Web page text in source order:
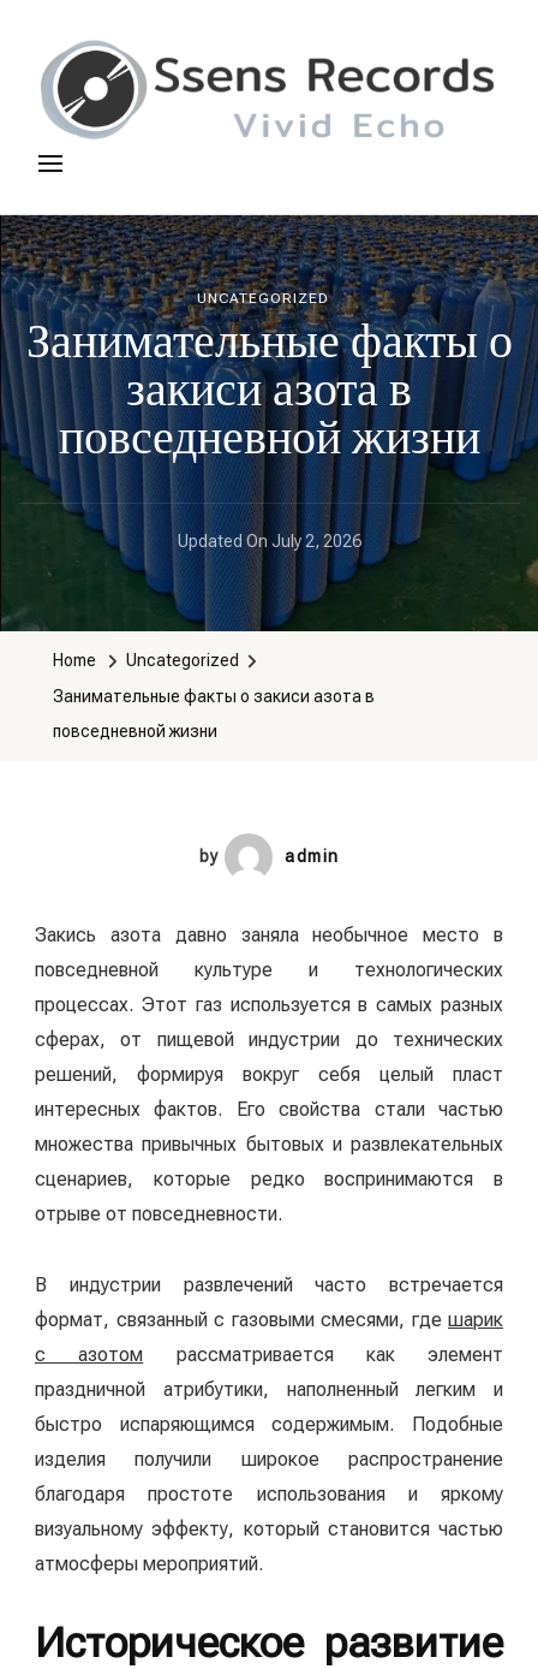
Ssens Records
Vivid Echo
UNCATEGORIZED
Занимательные факты о
закиси азота в
повседневной жизни
Updated On July 2, 2026
Home
Uncategorized
Занимательные факты о закиси азота в
повседневной жизни
by admin
Закись азота давно заняла необычное место в
повседневной культуре и технологических
процессах. Этот газ используется в самых разных
сферах, от пищевой индустрии до технических
решений, формируя вокруг себя целый пласт
интересных фактов. Его свойства стали частью
множества привычных бытовых и развлекательных
сценариев, которые редко воспринимаются в
отрыве от повседневности.
В индустрии развлечений часто встречается
формат, связанный с газовыми смесями, где шарик
с азотом рассматривается как элемент
праздничной атрибутики, наполненный легким и
быстро испаряющимся содержимым. Подобные
изделия получили широкое распространение
благодаря простоте использования и яркому
визуальному эффекту, который становится частью
атмосферы мероприятий.
Историческое развитие